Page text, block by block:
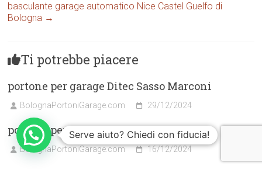
basculante garage automatico Nice Castel Guelfo di
Bologna →
Ti potrebbe piacere
portone per garage Ditec Sasso Marconi
BolognaPortoniGarage.com 29/12/2024
portone per garage Beninca Castenaso
BolognaPortoniGarage.com 16/12/2024
Serve aiuto? Chiedi con fiducia!